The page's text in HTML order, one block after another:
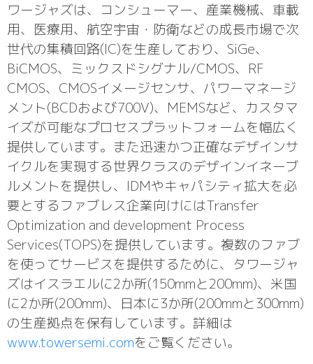
ワージャズは、コンシューマー、産業機械、車載
用、医療用、航空宇宙・防衛などの成長市場で次
世代の集積回路(IC)を生産しており、SiGe、
BiCMOS、ミックスドシグナル/CMOS、RF
CMOS、CMOSイメージセンサ、パワーマネージ
メント(BCDおよび700V)、MEMSなど、カスタマ
イズが可能なプロセスプラットフォームを幅広く
提供しています。また迅速かつ正確なデザインサ
イクルを実現する世界クラスのデザインイネーブ
ルメントを提供し、IDMやキャパシティ拡大を必
要とするファブレス企業向けにはTransfer
Optimization and development Process
Services(TOPS)を提供しています。複数のファブ
を使ってサービスを提供するために、タワージャ
ズはイスラエルに2か所(150mmと200mm)、米国
に2か所(200mm)、日本に3か所(200mmと300mm)
の生産拠点を保有しています。詳細は
www.towersemi.comをご覧ください。